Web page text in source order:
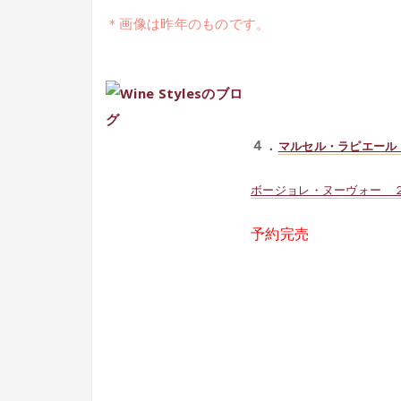
＊画像は昨年のものです。
４． マルセル・ラピエール
ボージョレ・ヌーヴォー
予約完売